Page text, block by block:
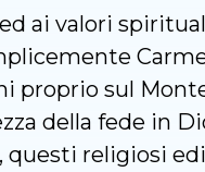
ai valori
sul
della fede in
religiosi